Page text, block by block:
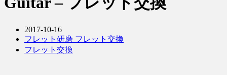
2017-10-16
フレット研磨 フレット交換
フレット交換